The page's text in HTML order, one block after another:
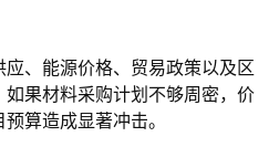
、能源价格、贸易政策以及区
果材料采购计划不够周密，价
算造成显著冲击。